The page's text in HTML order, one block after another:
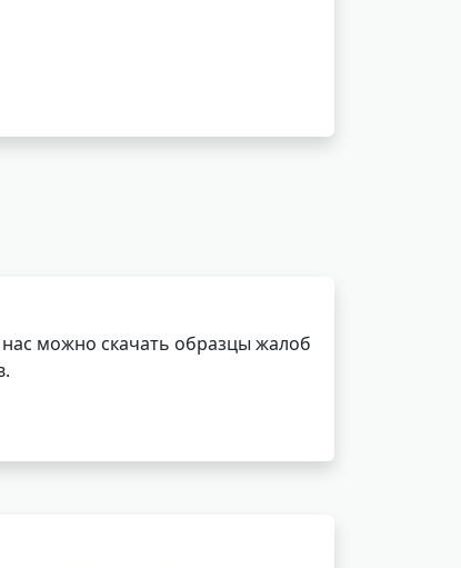
можно скачать образцы жалоб